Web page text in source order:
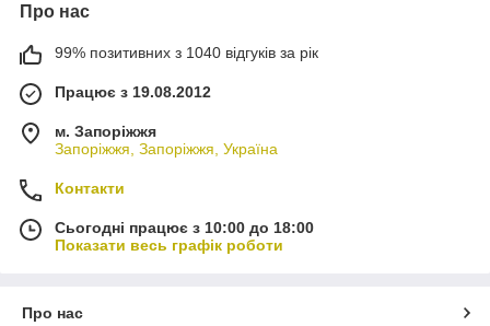
Про нас
99% позитивних з 1040 відгуків за рік
Працює з 19.08.2012
м. Запоріжжя
Запоріжжя, Запоріжжя, Україна
Контакти
Сьогодні працює з 10:00 до 18:00
Показати весь графік роботи
Про нас